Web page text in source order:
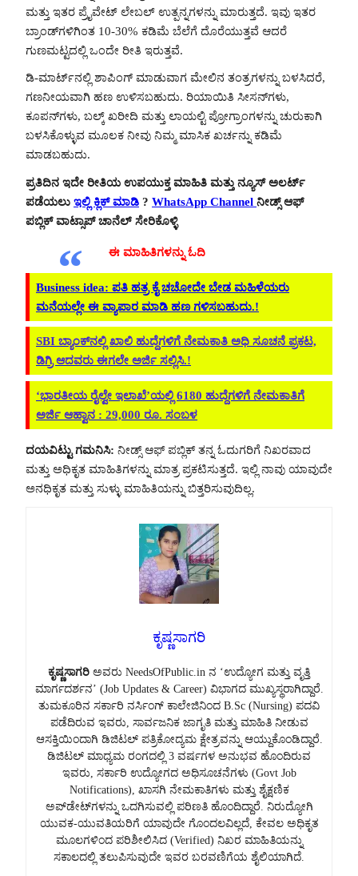
ಮತ್ತು ಇತರ ಪ್ರೈವೇಟ್ ಲೇಬಲ್ ಉತ್ಪನ್ನಗಳನ್ನು ಮಾರುತ್ತದೆ. ಇವು ಇತರ
ಬ್ರಾಂಡ್‌ಗಳಿಗಿಂತ 10-30% ಕಡಿಮೆ ಬೆಲೆಗೆ ದೊರೆಯುತ್ತವೆ ಆದರೆ
ಗುಣಮಟ್ಟದಲ್ಲಿ ಒಂದೇ ರೀತಿ ಇರುತ್ತವೆ.
ಡಿ-ಮಾರ್ಟ್‌ನಲ್ಲಿ ಶಾಪಿಂಗ್ ಮಾಡುವಾಗ ಮೇಲಿನ ತಂತ್ರಗಳನ್ನು ಬಳಸಿದರೆ,
ಗಣನೀಯವಾಗಿ ಹಣ ಉಳಿಸಬಹುದು. ರಿಯಾಯಿತಿ ಸೀಸನ್‌ಗಳು,
ಕೂಪನ್‌ಗಳು, ಬಲ್ಕ್ ಖರೀದಿ ಮತ್ತು ಲಾಯಲ್ಟಿ ಪ್ರೋಗ್ರಾಂಗಳನ್ನು ಚುರುಕಾಗಿ
ಬಳಸಿಕೊಳ್ಳುವ ಮೂಲಕ ನೀವು ನಿಮ್ಮ ಮಾಸಿಕ ಖರ್ಚನ್ನು ಕಡಿಮೆ
ಮಾಡಬಹುದು.
ಪ್ರತಿದಿನ ಇದೇ ರೀತಿಯ ಉಪಯುಕ್ತ ಮಾಹಿತಿ ಮತ್ತು ನ್ಯೂಸ್ ಅಲರ್ಟ್
ಪಡೆಯಲು ಇಲ್ಲಿ ಕ್ಲಿಕ್ ಮಾಡಿ ? WhatsApp Channel ನೀಡ್ಸ್ ಆಫ್
ಪಬ್ಲಿಕ್ ವಾಟ್ಸಾಪ್ ಚಾನೆಲ್ ಸೇರಿಕೊಳ್ಳಿ
ಈ ಮಾಹಿತಿಗಳನ್ನು ಓದಿ
Business idea: ಪತಿ ಹತ್ರ ಕೈ ಚಚೋದೇ ಬೇಡ ಮಹಿಳೆಯರು
ಮನೆಯಲ್ಲೇ ಈ ವ್ಯಾಪಾರ ಮಾಡಿ ಹಣ ಗಳಿಸಬಹುದು.!
SBI ಬ್ಯಾಂಕ್‌ನಲ್ಲಿ ಖಾಲಿ ಹುದ್ದೆಗಳಿಗೆ ನೇಮಕಾತಿ ಅಧಿ ಸೂಚನೆ ಪ್ರಕಟ,
ಡಿಗ್ರಿ ಆದವರು ಈಗಲೇ ಅರ್ಜಿ ಸಲ್ಲಿಸಿ.!
‘ಭಾರತೀಯ ರೈಲ್ವೇ ಇಲಾಖೆ’ಯಲ್ಲಿ 6180 ಹುದ್ದೆಗಳಿಗೆ ನೇಮಕಾತಿಗೆ
ಅರ್ಜಿ ಆಹ್ವಾನ : 29,000 ರೂ. ಸಂಬಳ
ದಯವಿಟ್ಟು ಗಮನಿಸಿ: ನೀಡ್ಸ್ ಆಫ್ ಪಬ್ಲಿಕ್ ತನ್ನ ಓದುಗರಿಗೆ ನಿಖರವಾದ
ಮತ್ತು ಅಧಿಕೃತ ಮಾಹಿತಿಗಳನ್ನು ಮಾತ್ರ ಪ್ರಕಟಿಸುತ್ತದೆ. ಇಲ್ಲಿ ನಾವು ಯಾವುದೇ
ಅನಧಿಕೃತ ಮತ್ತು ಸುಳ್ಳು ಮಾಹಿತಿಯನ್ನು ಬಿತ್ತರಿಸುವುದಿಲ್ಲ.
ಕೃಷ್ಣಸಾಗರಿ
ಕೃಷ್ಣಸಾಗರಿ ಅವರು NeedsOfPublic.in ನ ‘ಉದ್ಯೋಗ ಮತ್ತು ವೃತ್ತಿ
ಮಾರ್ಗದರ್ಶನ’ (Job Updates & Career) ವಿಭಾಗದ ಮುಖ್ಯಸ್ಥರಾಗಿದ್ದಾರೆ.
ತುಮಕೂರಿನ ಸರ್ಕಾರಿ ನರ್ಸಿಂಗ್ ಕಾಲೇಜಿನಿಂದ B.Sc (Nursing) ಪದವಿ
ಪಡೆದಿರುವ ಇವರು, ಸಾರ್ವಜನಿಕ ಜಾಗೃತಿ ಮತ್ತು ಮಾಹಿತಿ ನೀಡುವ
ಆಸಕ್ತಿಯಿಂದಾಗಿ ಡಿಜಿಟಲ್ ಪತ್ರಿಕೋದ್ಯಮ ಕ್ಷೇತ್ರವನ್ನು ಆಯ್ದುಕೊಂಡಿದ್ದಾರೆ.
ಡಿಜಿಟಲ್ ಮಾಧ್ಯಮ ರಂಗದಲ್ಲಿ 3 ವರ್ಷಗಳ ಅನುಭವ ಹೊಂದಿರುವ
ಇವರು, ಸರ್ಕಾರಿ ಉದ್ಯೋಗದ ಅಧಿಸೂಚನೆಗಳು (Govt Job
Notifications), ಖಾಸಗಿ ನೇಮಕಾತಿಗಳು ಮತ್ತು ಶೈಕ್ಷಣಿಕ
ಅಪ್‌ಡೇಟ್‌ಗಳನ್ನು ಒದಗಿಸುವಲ್ಲಿ ಪರಿಣತಿ ಹೊಂದಿದ್ದಾರೆ. ನಿರುದ್ಯೋಗಿ
ಯುವಕ-ಯುವತಿಯರಿಗೆ ಯಾವುದೇ ಗೊಂದಲವಿಲ್ಲದೆ, ಕೇವಲ ಅಧಿಕೃತ
ಮೂಲಗಳಿಂದ ಪರಿಶೀಲಿಸಿದ (Verified) ನಿಖರ ಮಾಹಿತಿಯನ್ನು
ಸಕಾಲದಲ್ಲಿ ತಲುಪಿಸುವುದೇ ಇವರ ಬರವಣಿಗೆಯ ಶೈಲಿಯಾಗಿದೆ.